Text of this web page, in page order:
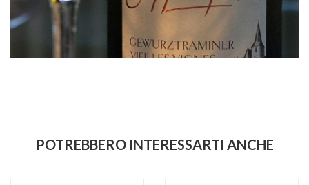
POTREBBERO INTERESSARTI ANCHE